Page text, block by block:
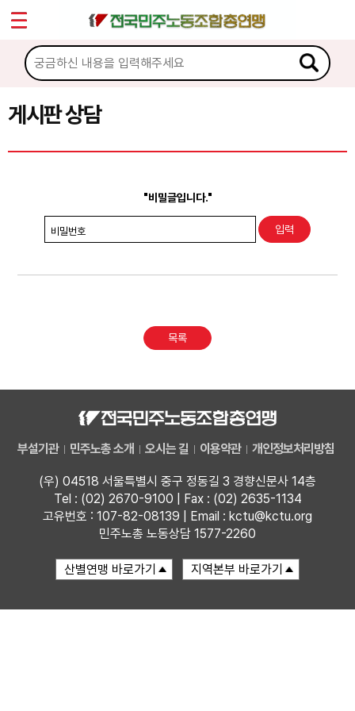
게시판 상담
"비밀글입니다."
비밀번호
목록
부설기관 민주노총 소개 오시는 길 이용약관 개인정보처리방침
(우) 04518 서울특별시 중구 정동길 3 경향신문사 14층
Tel : (02) 2670-9100 | Fax : (02) 2635-1134
고유번호 : 107-82-08139 | Email : kctu@kctu.org
민주노총 노동상담 1577-2260
마이페이지
소개
소식
노동상담
권리찾기수첩 검색
찾아보기
Sketchbook5, 스케치북5
Sketchbook5, 스케치북5